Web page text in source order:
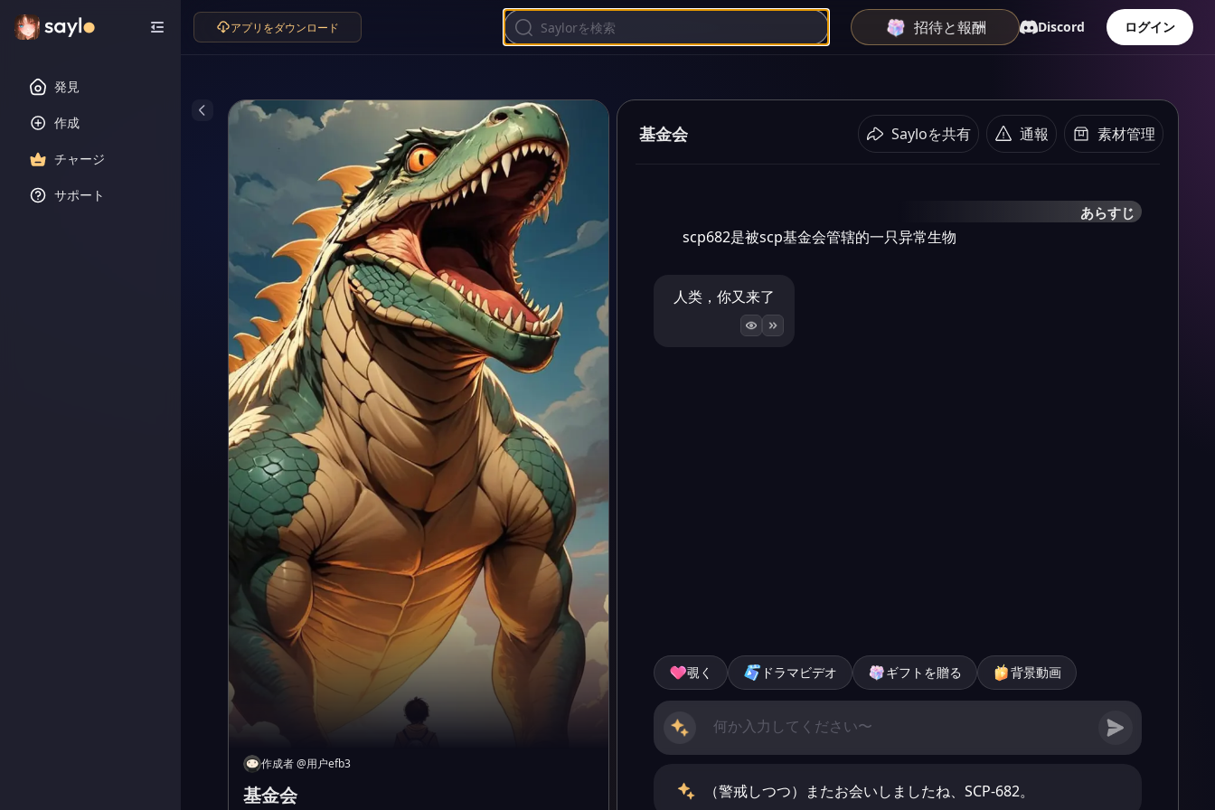
発見
作成
チャージ
サポート
アプリをダウンロード 招待と報酬 Discord ログイン
作成者@用户efb3
基金会
基金会 Sayloを共有 通報 素材管理
あらすじ
scp682是被scp基金会管辖的一只异常生物
人类，你又来了
覗く ドラマビデオ ギフトを贈る 背景動画
（警戒しつつ）またお会いしましたね、SCP-682。